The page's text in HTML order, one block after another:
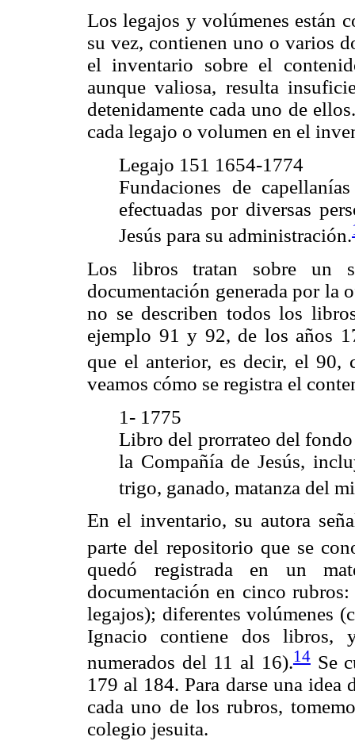
Los legajos y volúmenes están
su vez, contienen uno o varios
el inventario sobre el
aunque valiosa, resulta
detenidamente cada uno de
cada legajo o volumen en el
Legajo 151 1654-1774
Fundaciones de
efectuadas por diversas
Jesús para su administración.
Los libros tratan sobre un
documentación generada por la
no se describen todos los
ejemplo 91 y 92, de los años
que el anterior, es decir, el 90,
veamos cómo se registra el
1- 1775
Libro del prorrateo del
la Compañía de Jesús,
trigo, ganado, matanza del
En el inventario, su autora
parte del repositorio que se
quedó registrada en un
documentación en cinco
legajos); diferentes volúmenes
Ignacio contiene dos libros,
numerados del 11 al 16).14Se
179 al 184. Para darse una idea
cada uno de los rubros,
colegio jesuita.